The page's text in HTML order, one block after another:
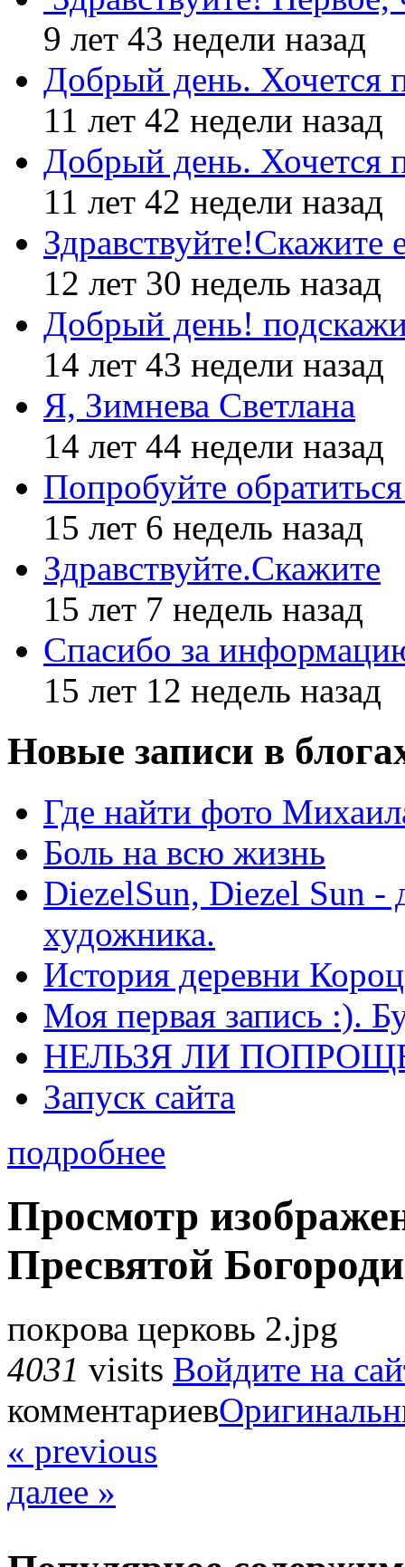
9 лет 43 недели назад
Добрый день. Хочется
11 лет 42 недели назад
Добрый день. Хочется
11 лет 42 недели назад
Здравствуйте!Скажите
12 лет 30 недель назад
Добрый день!
14 лет 43 недели назад
Я, Зимнева Светлана
14 лет 44 недели назад
Попробуйте
15 лет 6 недель назад
Здравствуйте.Скажите
15 лет 7 недель назад
Спасибо за
15 лет 12 недель назад
Новые записи в
Где найти фото
Боль на всю жизнь
DiezelSun, Diezel Sun -
художника.
История деревни
Моя первая запись :).
НЕЛЬЗЯ ЛИ
Запуск сайта
подробнее
Просмотр
Пресвятой
покрова церковь 2.jpg
4031 visits Войдите на
комментариев
« previous
далее »